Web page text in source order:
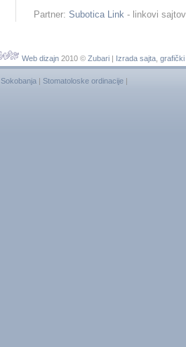
Partner: Subotica Link- linkovi
Web dizajn2010 © Zubari| Izrada sajta, grafički
Sokobanja Stomatoloske ordinacije